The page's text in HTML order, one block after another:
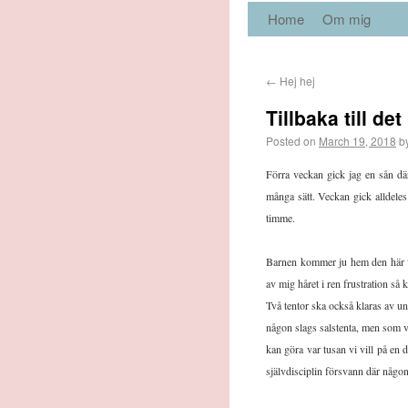
Home Om mig
← Hej hej
Tillbaka till det
Posted on March 19, 2018
Förra veckan gick jag en sån
många sätt. Veckan gick
timme.
Barnen kommer ju hem den
av mig håret i ren frustration så
Två tentor ska också klaras av
någon slags salstenta, men
kan göra var tusan vi vill på en
självdisciplin försvann där